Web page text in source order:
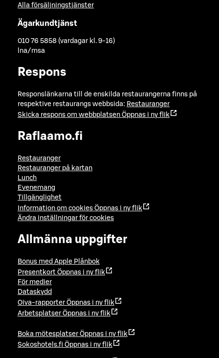
Alla försäljningstjänster
Ägarkundtjänst
010 76 5858 (vardagar kl. 9-16)
lna/msa
Respons
Responslänkarna till de enskilda restaurangerna finns på
respektive restaurangs webbsida: Restauranger
Skicka respons om webbplatsen Öppnas i ny flik
Raflaamo.fi
Restauranger
Restauranger på kartan
Lunch
Evenemang
Tillgänglighet
Information om cookies Öppnas i ny flik
Ändra inställningar för cookies
Allmänna uppgifter
Bonus med Apple Plånbok
Presentkort Öppnas i ny flik
För medier
Dataskydd
Oiva-rapporter Öppnas i ny flik
Arbetsplatser Öppnas i ny flik
Boka mötesplatser Öppnas i ny flik
Sokoshotels.fi Öppnas i ny flik